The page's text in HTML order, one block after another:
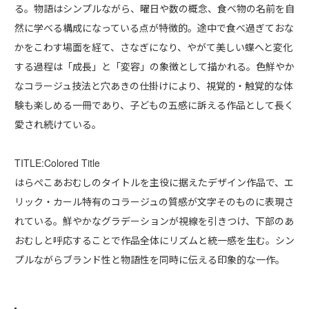
る。物語はシンプルながら、曜日や数の概念、食べ物の名前を自
然に学べる構成になっている点が特徴的。途中で食べ過ぎておな
かをこわす場面を経て、さなぎになり、やがて美しい蝶へと変化
する過程は「成長」と「変容」の象徴として描かれる。色鮮やか
なコラージュ技法と穴あきの仕掛けにより、視覚的・触覚的な体
験も楽しめる一冊であり、子どもの五感に訴える作品として長く
愛され続けている。
TITLE:Colored Title
はらぺこあおむしのタイトルを主役に据えたデザイン作品で、エ
リック・カール特有のコラージュの質感が文字そのものに表現さ
れている。鮮やかなグラデーションが視線を引きつけ、下部のあ
おむしと呼応することで作品全体にリズムと統一感を生む。シン
プルながらブランド性と物語性を同時に伝える印象的な一作。